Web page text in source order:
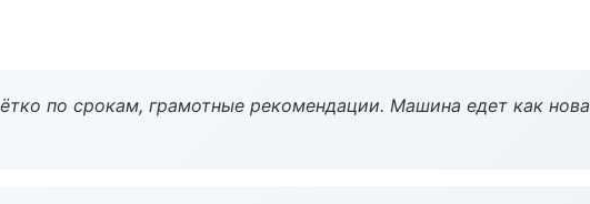
по срокам, грамотные рекомендации. Машина едет как